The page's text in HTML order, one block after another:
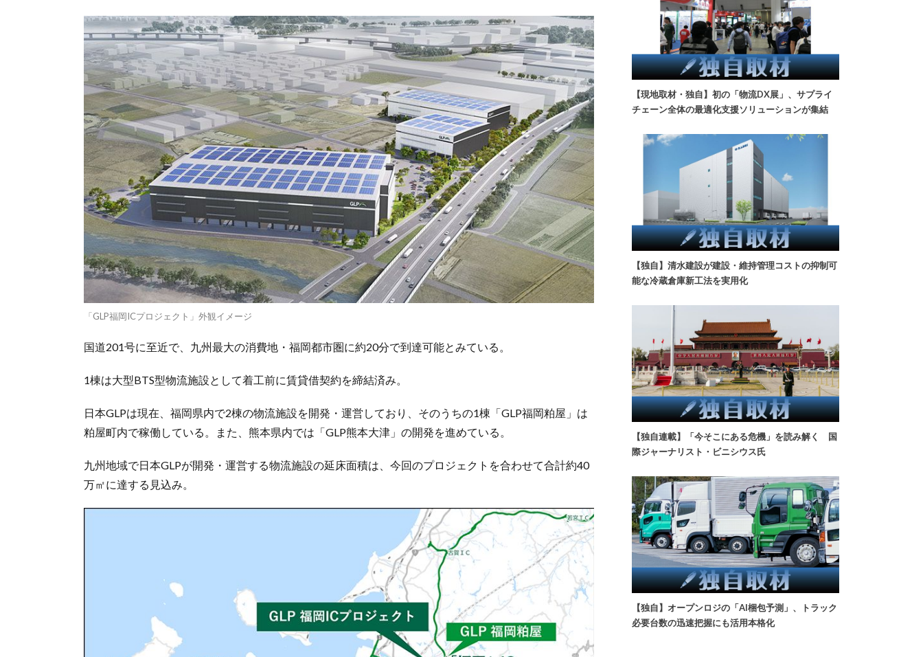
「GLP福岡ICプロジェクト」外観イメージ
国道201号に至近で、九州最大の消費地・福岡都市圏に約20分で到達可能とみている。
1棟は大型BTS型物流施設として着工前に賃貸借契約を締結済み。
日本GLPは現在、福岡県内で2棟の物流施設を開発・運営しており、そのうちの1棟「GLP福岡粕屋」は
粕屋町内で稼働している。また、熊本県内では「GLP熊本大津」の開発を進めている。
九州地域で日本GLPが開発・運営する物流施設の延床面積は、今回のプロジェクトを合わせて合計約40
万㎡に達する見込み。
【現地取材・独自】初の「物流DX展」、サプライ
チェーン全体の最適化支援ソリューションが集結
【独自】清水建設が建設・維持管理コストの抑制可
能な冷蔵倉庫新工法を実用化
【独自連載】「今そこにある危機」を読み解く 国
際ジャーナリスト・ビニシウス氏
【独自】オープンロジの「AI梱包予測」、トラック
必要台数の迅速把握にも活用本格化